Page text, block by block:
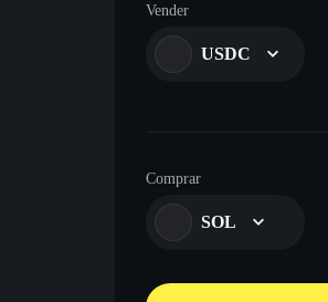
Vender
USDC
Comprar
SOL